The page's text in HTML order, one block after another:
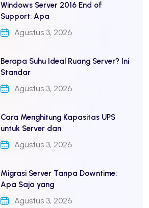
Windows Server 2016 End of
Support: Apa
Agustus 3, 2026
Berapa Suhu Ideal Ruang Server? Ini
Standar
Agustus 3, 2026
Cara Menghitung Kapasitas UPS
untuk Server dan
Agustus 3, 2026
Migrasi Server Tanpa Downtime:
Apa Saja yang
Agustus 3, 2026